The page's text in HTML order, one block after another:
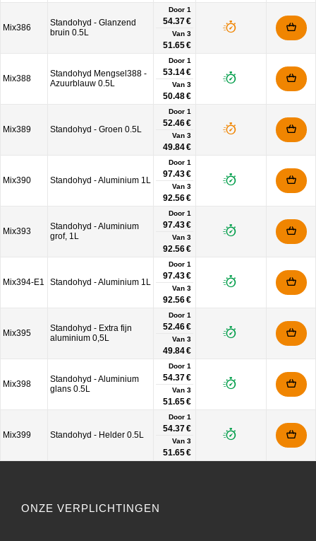
Mix386
Standohyd - Glanzend
bruin 0.5L
Door 1
54.37 €
Van 3
51.65 €
Mix388
Standohyd Mengsel388 -
Azuurblauw 0.5L
Door 1
53.14 €
Van 3
50.48 €
Mix389 Standohyd - Groen 0.5L
Door 1
52.46 €
Van 3
49.84 €
Mix390 Standohyd - Aluminium 1L
Door 1
97.43 €
Van 3
92.56 €
Mix393
Standohyd - Aluminium
grof, 1L
Door 1
97.43 €
Van 3
92.56 €
Mix394-E1 Standohyd - Aluminium 1L
Door 1
97.43 €
Van 3
92.56 €
Mix395
Standohyd - Extra fijn
aluminium 0,5L
Door 1
52.46 €
Van 3
49.84 €
Mix398
Standohyd - Aluminium
glans 0.5L
Door 1
54.37 €
Van 3
51.65 €
Mix399 Standohyd - Helder 0.5L
Door 1
54.37 €
Van 3
51.65 €
ONZE VERPLICHTINGEN